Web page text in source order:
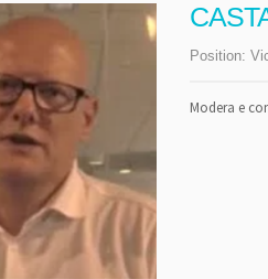
Position:
Modera e